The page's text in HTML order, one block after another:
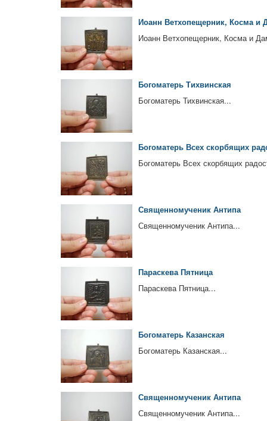
Иоанн Ветхопещерник, Косма и
Иоанн Ветхопещерник, Косма и
Богоматерь Тихвинская
Богоматерь Тихвинская...
Богоматерь Всех скорбящих
Богоматерь Всех скорбящих
Священномученик Антипа
Священномученик Антипа...
Параскева Пятница
Параскева Пятница...
Богоматерь Казанская
Богоматерь Казанская...
Священномученик Антипа
Священномученик Антипа...